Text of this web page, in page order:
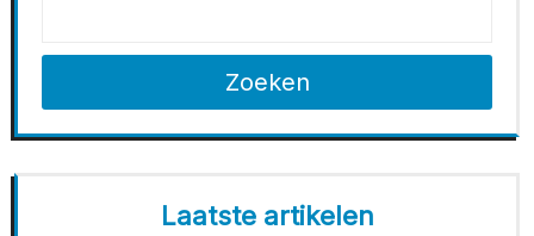
Zoeken
Laatste artikelen